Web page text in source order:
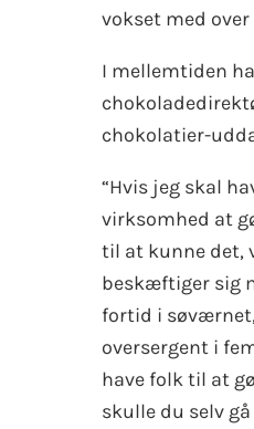
vokset med
I mellemtiden
chokolatier-
“Hvis jeg skal
virksomhed at
til at kunne det,
beskæftiger sig
fortid i
oversergent i
have folk til at
skulle du selv